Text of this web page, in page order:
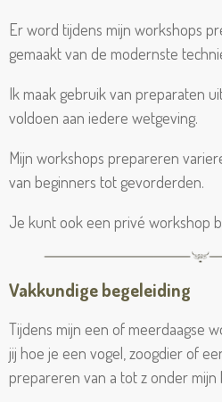
Er word tijdens mijn workshops
gemaakt van de modernste
Ik maak gebruik van preparaten
voldoen aan iedere wetgeving.
Mijn workshops prepareren
van beginners tot gevorderden.
Je kunt ook een privé workshop
Vakkundige begeleiding
Tijdens mijn een of meerdaagse
jij hoe je een vogel, zoogdier of
prepareren van a tot z onder mijn